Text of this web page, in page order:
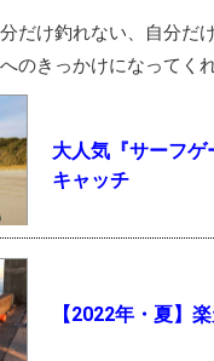
だけ釣れない、自分だ
のきっかけになってく
大人気『サーフ
キャッチ
【2022年・夏】